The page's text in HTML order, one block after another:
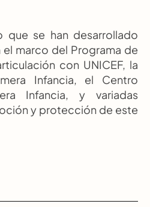
que se han desarrollado
marco del Programa de
con UNICEF, la
Infancia, el Centro
Infancia, y variadas
y protección de este